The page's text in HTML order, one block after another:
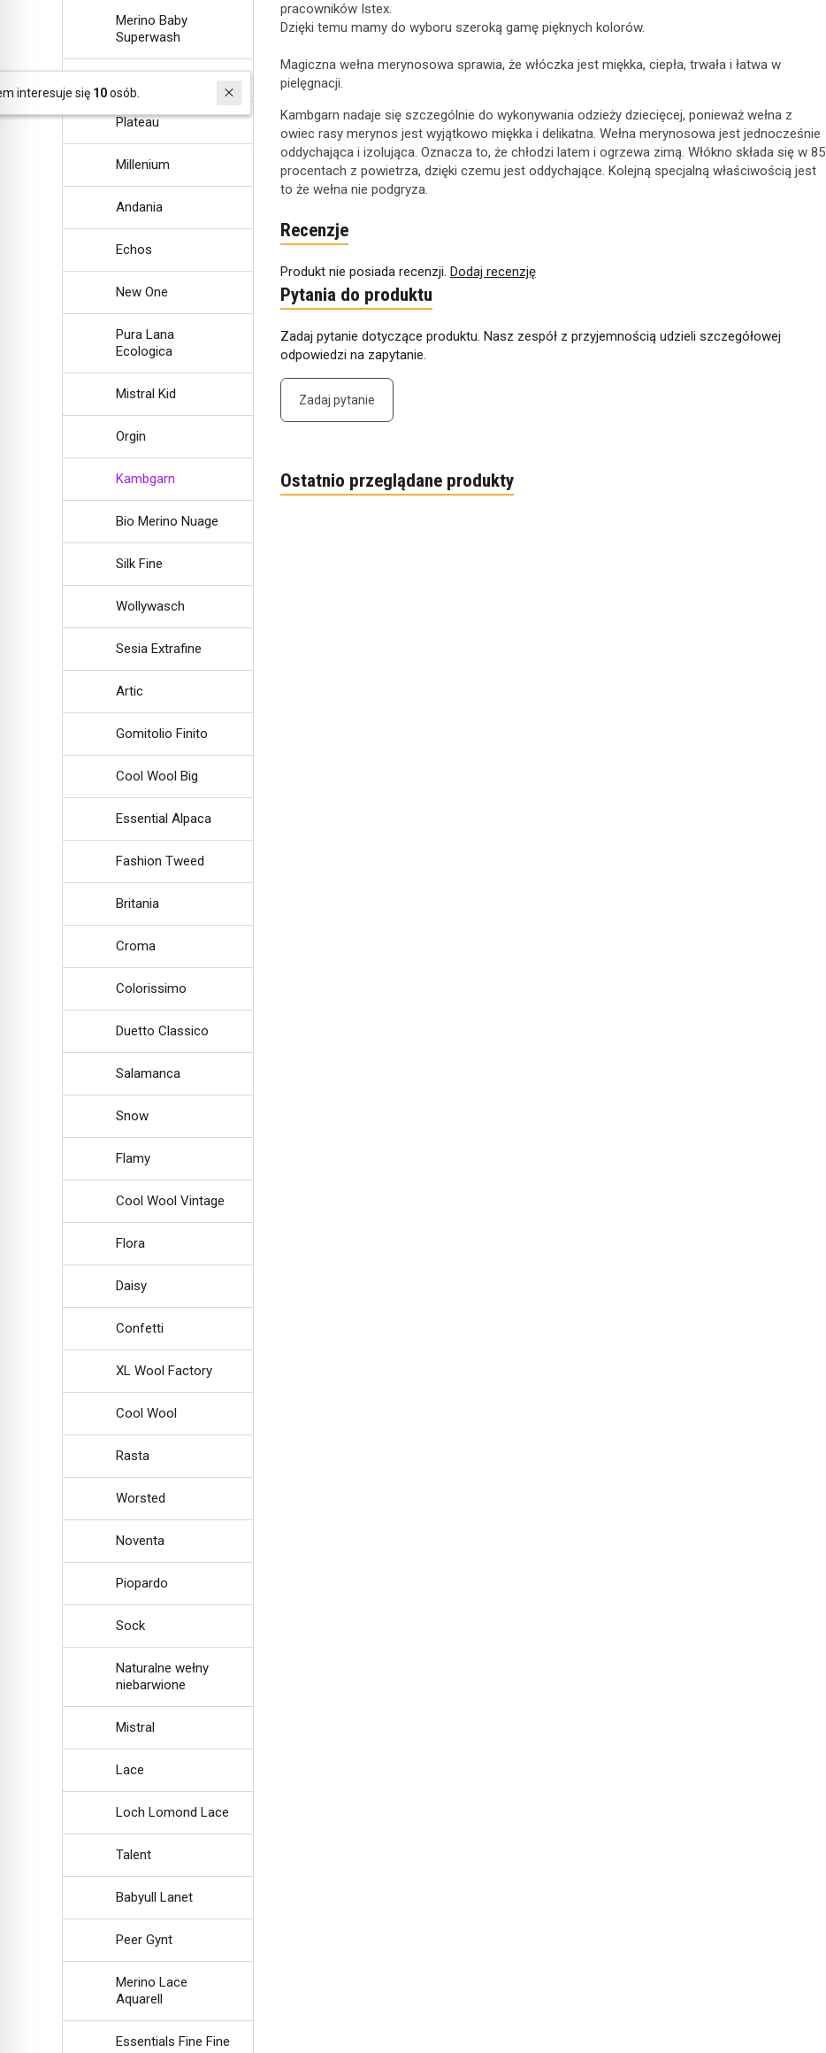
pracowników Istex.
Dzięki temu mamy do wyboru szeroką gamę pięknych kolorów.
Magiczna wełna merynosowa sprawia, że ​​włóczka jest miękka, ciepła, trwała i łatwa w
pielęgnacji.
Kambgarn nadaje się szczególnie do wykonywania odzieży dziecięcej, ponieważ wełna z
owiec rasy merynos jest wyjątkowo miękka i delikatna. Wełna merynosowa jest jednocześnie
oddychająca i izolująca. Oznacza to, że chłodzi latem i ogrzewa zimą. Włókno składa się w 85
procentach z powietrza, dzięki czemu jest oddychające. Kolejną specjalną właściwością jest
to że wełna nie podgryza.
Recenzje
Produkt nie posiada recenzji. Dodaj recenzję
Pytania do produktu
Zadaj pytanie dotyczące produktu. Nasz zespół z przyjemnością udzieli szczegółowej
odpowiedzi na zapytanie.
Zadaj pytanie
Ostatnio przeglądane produkty
W ostatnich 30 dniach produktem interesuje się 10 osób.
Merino Baby
Superwash
Plateau
Millenium
Andania
Echos
New One
Pura Lana
Ecologica
Mistral Kid
Orgin
Kambgarn
Bio Merino Nuage
Silk Fine
Wollywasch
Sesia Extrafine
Artic
Gomitolio Finito
Cool Wool Big
Essential Alpaca
Fashion Tweed
Britania
Croma
Colorissimo
Duetto Classico
Salamanca
Snow
Flamy
Cool Wool Vintage
Flora
Daisy
Confetti
XL Wool Factory
Cool Wool
Rasta
Worsted
Noventa
Piopardo
Sock
Naturalne wełny
niebarwione
Mistral
Lace
Loch Lomond Lace
Talent
Babyull Lanet
Peer Gynt
Merino Lace
Aquarell
Essentials Fine Fine